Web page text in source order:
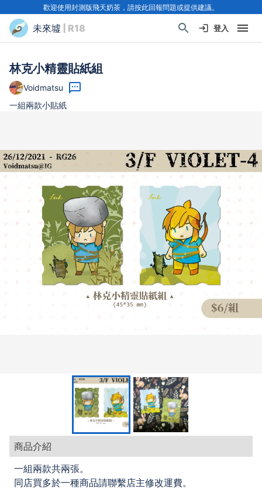
歡迎使用封測版飛天奶茶，請按此回報問題或提供建議。
未來墟 | R18 登入
林克小精靈貼紙組
Voidmatsu
一組兩款小貼紙
商品介紹
一組兩款共兩張。
同店買多於一種商品請聯繫店主修改運費。